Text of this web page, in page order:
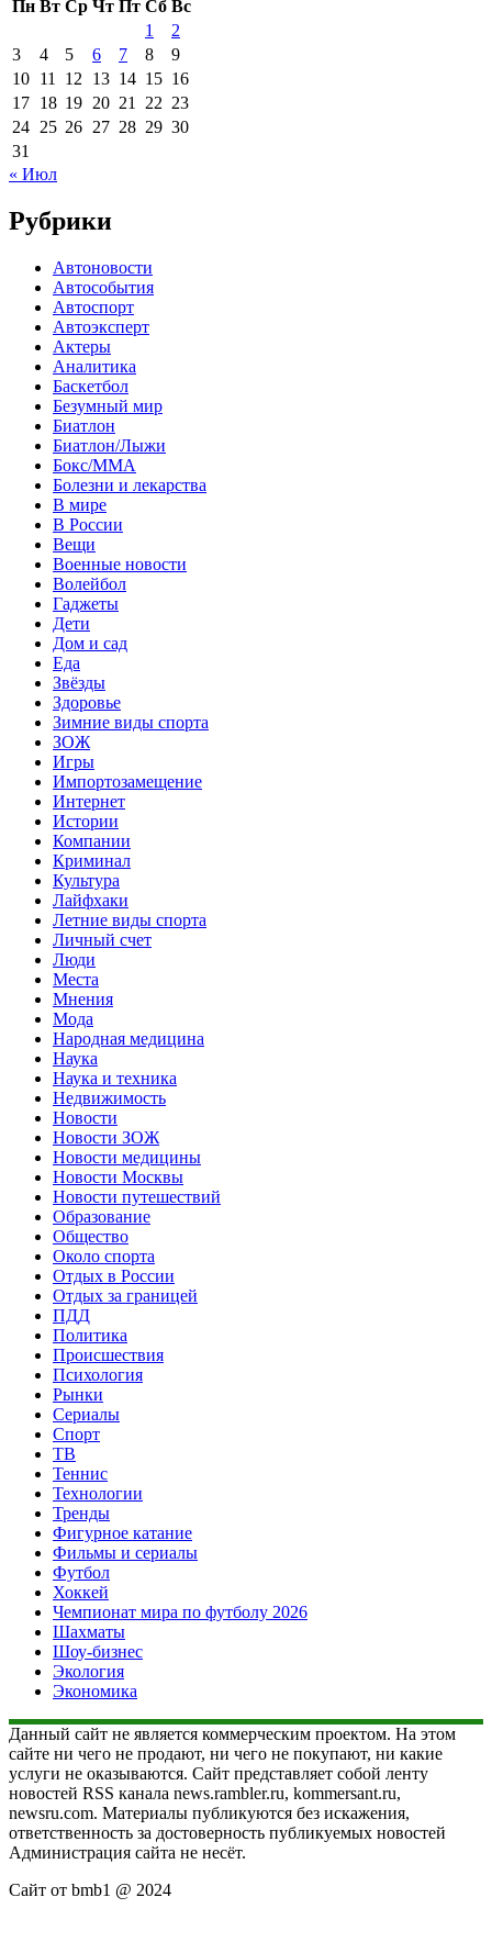
Пн Вт Ср Чт Пт Сб Вс
1
2
3
4 5 6 7 8
9
10 11 12 13 14 15 16
17 18 19 20 21 22 23
24 25 26 27 28 29 30
31
« Июл
Рубрики
Автоновости
Автособытия
Автоспорт
Автоэксперт
Актеры
Аналитика
Баскетбол
Безумный мир
Биатлон
Биатлон/Лыжи
Бокс/MMA
Болезни и лекарства
В мире
В России
Вещи
Военные новости
Волейбол
Гаджеты
Дети
Дом и сад
Еда
Звёзды
Здоровье
Зимние виды спорта
ЗОЖ
Игры
Импортозамещение
Интернет
Истории
Компании
Криминал
Культура
Лайфхаки
Летние виды спорта
Личный счет
Люди
Места
Мнения
Мода
Народная медицина
Наука
Наука и техника
Недвижимость
Новости
Новости ЗОЖ
Новости медицины
Новости Москвы
Новости путешествий
Образование
Общество
Около спорта
Отдых в России
Отдых за границей
ПДД
Политика
Происшествия
Психология
Рынки
Сериалы
Спорт
ТВ
Теннис
Технологии
Тренды
Фигурное катание
Фильмы и сериалы
Футбол
Хоккей
Чемпионат мира по футболу 2026
Шахматы
Шоу-бизнес
Экология
Экономика
Данный сайт не является коммерческим проектом. На этом
сайте ни чего не продают, ни чего не покупают, ни какие
услуги не оказываются. Сайт представляет собой ленту
новостей RSS канала news.rambler.ru, kommersant.ru,
newsru.com. Материалы публикуются без искажения,
ответственность за достоверность публикуемых новостей
Администрация сайта не несёт.
Сайт от bmb1 @ 2024